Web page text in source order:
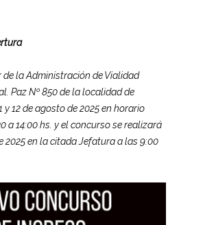
de la Administración de Vialidad
Paz Nº 850 de la localidad de
y 12 de agosto de 2025 en horario
a 14:00 hs. y el concurso se realizará
2025 en la citada Jefatura a las 9:00